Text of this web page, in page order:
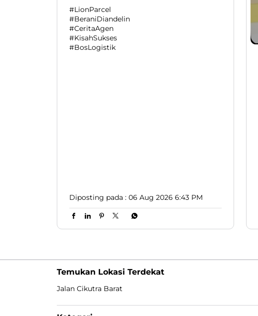
Diposting pada : 06 Aug 2026 6:43 PM
Temukan Lokasi Terdekat
Jalan Cikutra Barat